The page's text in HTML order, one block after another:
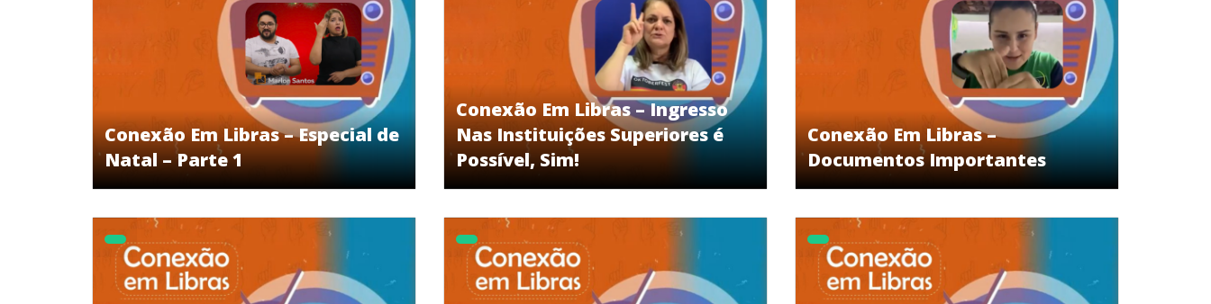
Conexão Em Libras – Especial de
Natal – Parte 1
Conexão Em Libras – Ingresso
Nas Instituições Superiores é
Possível, Sim!
Conexão Em Libras –
Documentos Importantes